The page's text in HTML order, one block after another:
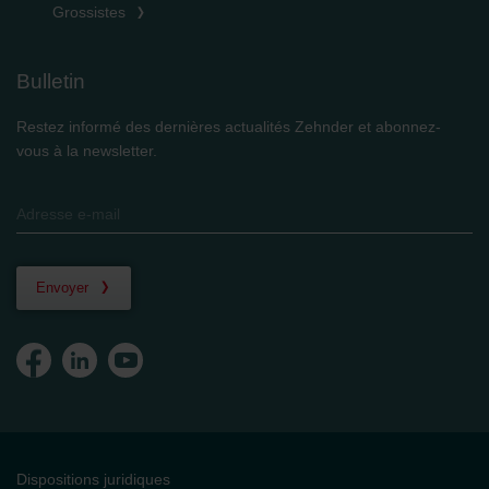
Grossistes
Bulletin
Restez informé des dernières actualités Zehnder et abonnez-
vous à la newsletter.
Envoyer
Dispositions juridiques